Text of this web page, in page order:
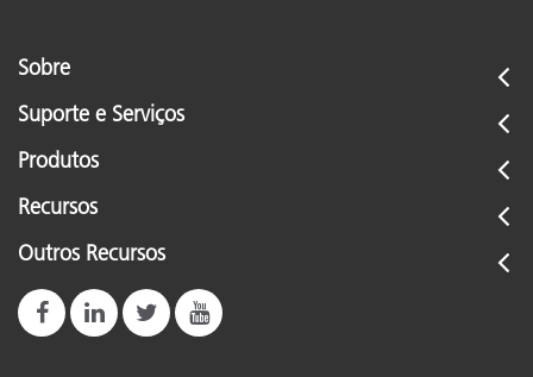
Sobre
Suporte e Serviços
Produtos
Recursos
Outros Recursos